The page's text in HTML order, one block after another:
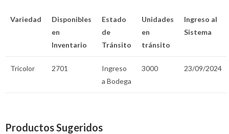
Variedad
Disponibles
en
Inventario
Estado
de
Tránsito
Unidades
en
tránsito
Ingreso al
Sistema
Tricolor 2701
Ingreso
a Bodega
3000 23/09/2024
Productos Sugeridos